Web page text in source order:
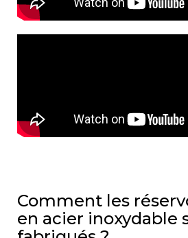
Comment les
en acier inoxydable